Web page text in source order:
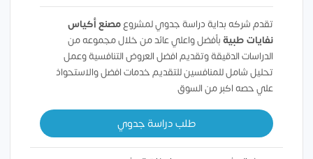
تقدم شركه بداية دراسة جدوي لمشروعمصنع أكياس
نفايات طبيةبأفضل واعلي عائد من خلال مجموعه من
الدراسات الدقيقة وتقديم افضل العروض التنافسية وعمل
تحليل شامل للمنافسين للتقديم خدمات افضل والاستحواذ
علي حصه اكبر من السوق
طلب دراسة جدوي